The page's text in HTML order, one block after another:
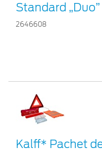
Standard „Duo”
2646608
Kalff* Pachet